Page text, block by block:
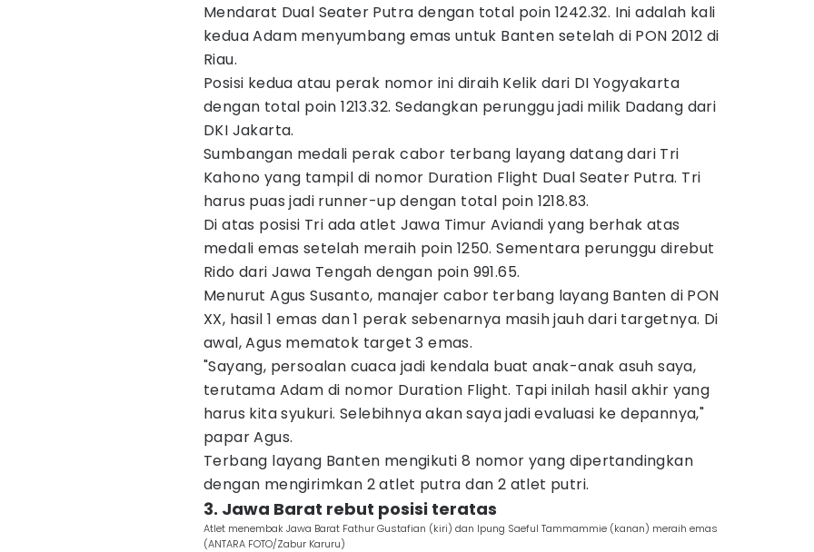
Mendarat Dual Seater Putra dengan total poin 1242.32. Ini adalah kali
kedua Adam menyumbang emas untuk Banten setelah di PON 2012 di
Riau.
Posisi kedua atau perak nomor ini diraih Kelik dari DI Yogyakarta
dengan total poin 1213.32. Sedangkan perunggu jadi milik Dadang dari
DKI Jakarta.
Sumbangan medali perak cabor terbang layang datang dari Tri
Kahono yang tampil di nomor Duration Flight Dual Seater Putra. Tri
harus puas jadi runner-up dengan total poin 1218.83.
Di atas posisi Tri ada atlet Jawa Timur Aviandi yang berhak atas
medali emas setelah meraih poin 1250. Sementara perunggu direbut
Rido dari Jawa Tengah dengan poin 991.65.
Menurut Agus Susanto, manajer cabor terbang layang Banten di PON
XX, hasil 1 emas dan 1 perak sebenarnya masih jauh dari targetnya. Di
awal, Agus mematok target 3 emas.
"Sayang, persoalan cuaca jadi kendala buat anak-anak asuh saya,
terutama Adam di nomor Duration Flight. Tapi inilah hasil akhir yang
harus kita syukuri. Selebihnya akan saya jadi evaluasi ke depannya,"
papar Agus.
Terbang layang Banten mengikuti 8 nomor yang dipertandingkan
dengan mengirimkan 2 atlet putra dan 2 atlet putri.
3. Jawa Barat rebut posisi teratas
Atlet menembak Jawa Barat Fathur Gustafian (kiri) dan Ipung Saeful Tammammie (kanan) meraih emas
(ANTARA FOTO/Zabur Karuru)